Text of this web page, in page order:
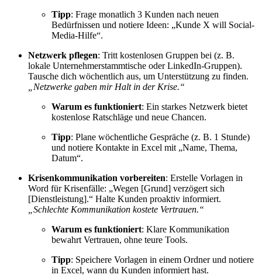
Tipp: Frage monatlich 3 Kunden nach neuen
Bedürfnissen und notiere Ideen: „Kunde X will Social-
Media-Hilfe“.
Netzwerk pflegen: Tritt kostenlosen Gruppen bei (z. B.
lokale Unternehmerstammtische oder LinkedIn-Gruppen).
Tausche dich wöchentlich aus, um Unterstützung zu finden.
„Netzwerke gaben mir Halt in der Krise.“
Warum es funktioniert: Ein starkes Netzwerk bietet
kostenlose Ratschläge und neue Chancen.
Tipp: Plane wöchentliche Gespräche (z. B. 1 Stunde)
und notiere Kontakte in Excel mit „Name, Thema,
Datum“.
Krisenkommunikation vorbereiten: Erstelle Vorlagen in
Word für Krisenfälle: „Wegen [Grund] verzögert sich
[Dienstleistung].“ Halte Kunden proaktiv informiert.
„Schlechte Kommunikation kostete Vertrauen.“
Warum es funktioniert: Klare Kommunikation
bewahrt Vertrauen, ohne teure Tools.
Tipp: Speichere Vorlagen in einem Ordner und notiere
in Excel, wann du Kunden informiert hast.